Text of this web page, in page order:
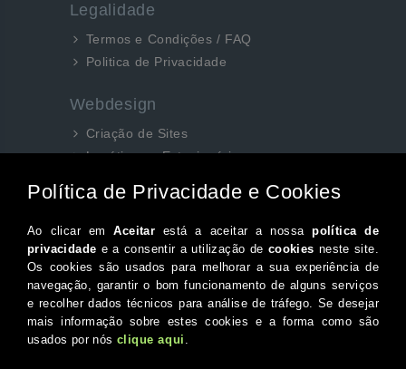
Legalidade
Termos e Condições / FAQ
Politica de Privacidade
Webdesign
Criação de Sites
Logótipos e Estacionários
Siga-nos aqui...
Facebook
Instagram
Twitter
Canal do Youtube